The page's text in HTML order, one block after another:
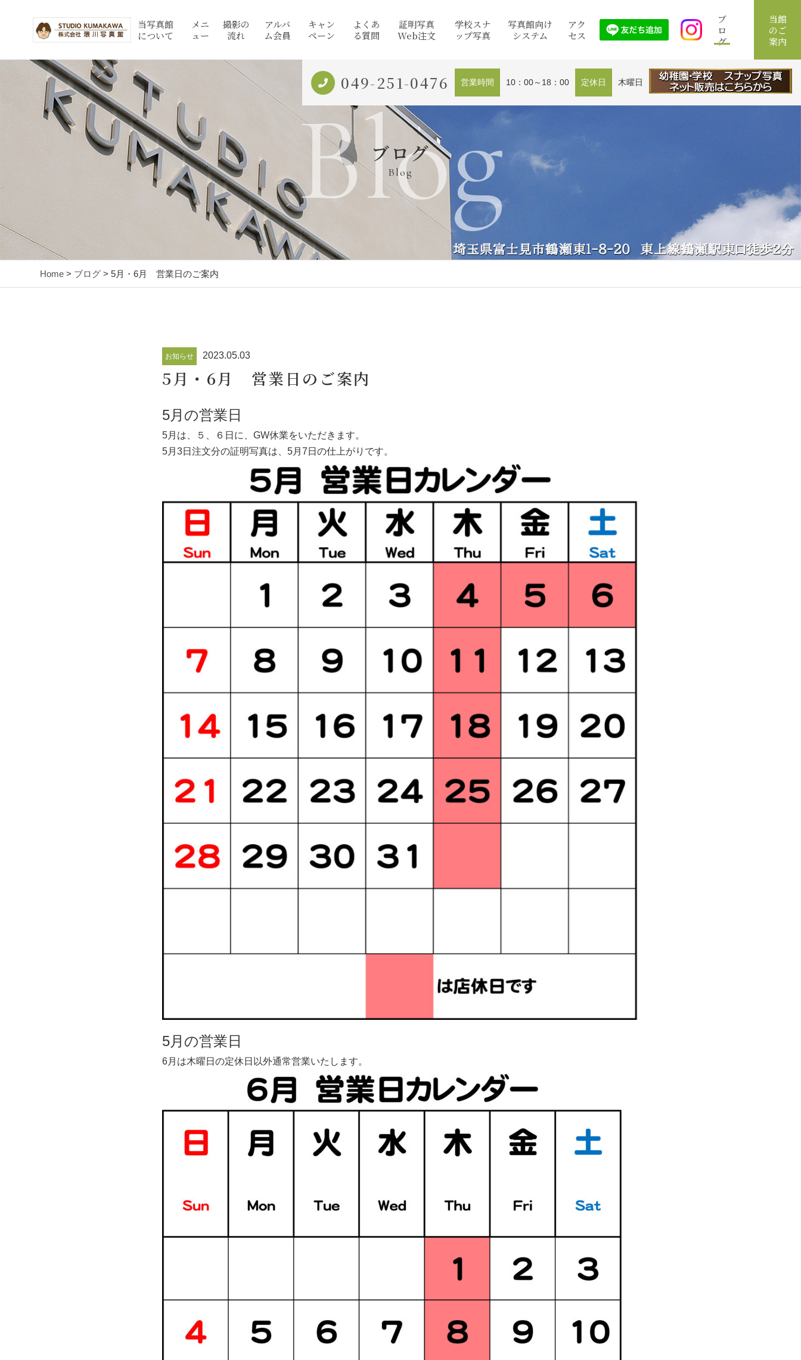
当写真館
について
メニ
ュー
撮影の
流れ
アルバ
ム会員
キャン
ペーン
よくあ
る質問
証明写真
Web注文
学校スナ
ップ写真
写真館向け
システム
アク
セス
ブ
ロ
グ
当館
のご
案内
ブログ
Blog
Blog
049-251-0476 営業時間 10：00～18：00 定休日 木曜日
Home > ブログ > 5月・6月 営業日のご案内
お知らせ 2023.05.03
5月・6月 営業日のご案内
5月の営業日
5月は、５、６日に、GW休業をいただきます。
5月3日注文分の証明写真は、5月7日の仕上がりです。
5月の営業日
6月は木曜日の定休日以外通常営業いたします。